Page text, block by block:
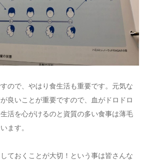
ので、やはり食生活も重要です。元気な
良いことが重要ですので、血がドロドロ
活を心がけるのと資質の多い食事は薄毛
ます。
ておくことが大切！という事は皆さんな